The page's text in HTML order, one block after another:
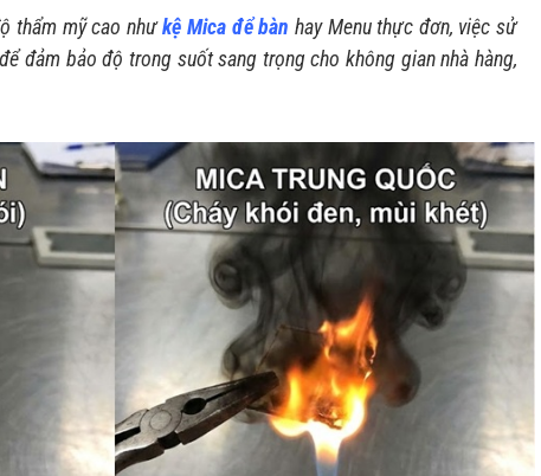
thẩm mỹ cao nhưkệ Mica để bàn hay Menu thực đơn, việc sử
đảm bảo độ trong suốt sang trọng cho không gian nhà hàng,